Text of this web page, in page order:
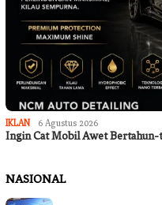
IKLAN 6 Agustus 2026
Ingin Cat Mobil Awet
NASIONAL